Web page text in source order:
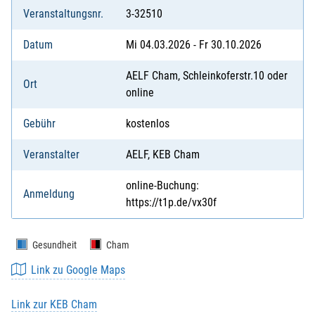
Veranstaltungsnr. 3-32510
Datum Mi 04.03.2026 - Fr 30.10.2026
Ort
AELF Cham, Schleinkoferstr.10 oder
online
Gebühr kostenlos
Veranstalter AELF, KEB Cham
Anmeldung
online-Buchung:
https://t1p.de/vx30f
Gesundheit Cham
Link zu Google Maps
Link zur KEB Cham